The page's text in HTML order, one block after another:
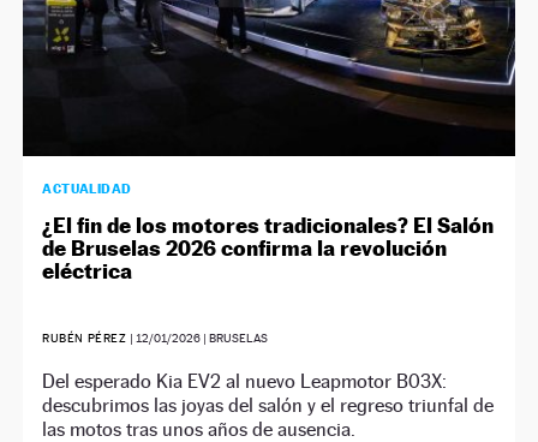
ACTUALIDAD
¿El fin de los motores tradicionales? El Salón
de Bruselas 2026 confirma la revolución
eléctrica
RUBÉN PÉREZ | 12/01/2026 | BRUSELAS
Del esperado Kia EV2 al nuevo Leapmotor B03X:
descubrimos las joyas del salón y el regreso triunfal de
las motos tras unos años de ausencia.